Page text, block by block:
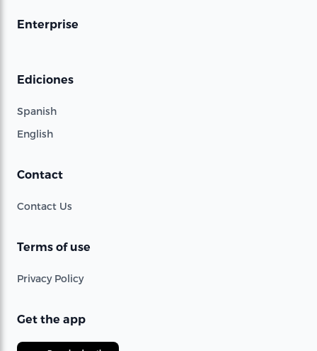
Enterprise
Ediciones
Spanish
English
Contact
Contact Us
Terms of use
Privacy Policy
Get the app